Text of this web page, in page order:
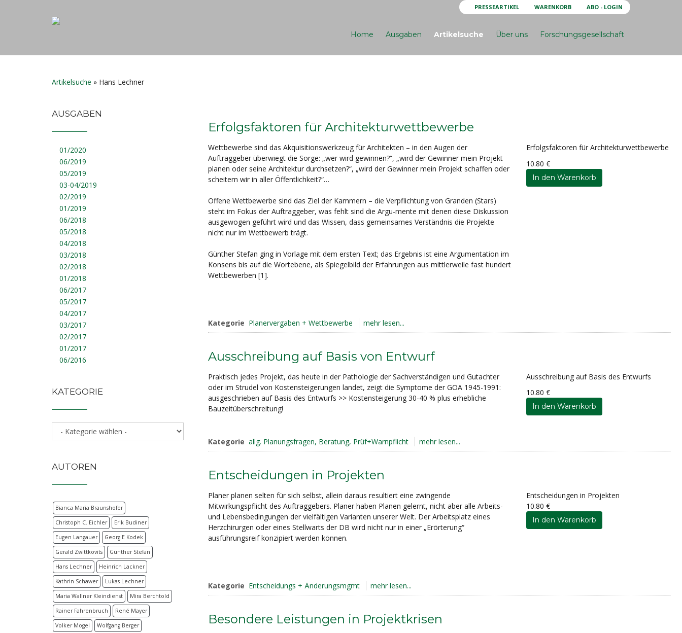
PRESSEARTIKEL WARENKORB ABO - LOGIN
Home Ausgaben Artikelsuche Über uns Forschungsgesellschaft
Erfolgsfaktoren für Architekturwettbewerbe
Wettbewerbe sind das Akquisitionswerkzeug für Architekten – in den Augen der
Auftraggeber überwiegt die Sorge: „wer wird gewinnen?“, „wird der Gewinner mein Projekt
planen oder seine Architektur durchsetzen?“, „wird der Gewinner mein Projekt schaffen oder
scheitern wir in aller Öffentlichkeit?“…
Offene Wettbewerbe sind das Ziel der Kammern – die Verpflichtung von Granden (Stars)
steht im Fokus der Auftraggeber, was fehlt sind die Argu-mente mit denen diese Diskussion
ausgewogen geführt wird und das Wissen, dass gemeinsames Verständnis die Projekte
nicht nur im Wettbewerb trägt.
Günther Stefan ging in Vorlage mit dem ersten Text; das Ergebnis ist eine Argumentation im
Konsens bis auf die Wortebene, als Spiegelbild der Erfahrungen aus mittlerweile fast hundert
Wettbewerben [1].
Erfolgsfaktoren für Architekturwettbewerbe
10.80 €
Kategorie Planervergaben + Wettbewerbe mehr lesen...
Ausschreibung auf Basis von Entwurf
Praktisch jedes Projekt, das heute in der Pathologie der Sachverständigen und Gutachter
oder im Strudel von Kostensteigerungen landet, zeigt die Symptome der GOA 1945-1991:
ausgeschrieben auf Basis des Entwurfs >> Kostensteigerung 30-40 % plus erhebliche
Bauzeitüberschreitung!
Ausschreibung auf Basis des Entwurfs
10.80 €
Kategorie allg. Planungsfragen, Beratung, Prüf+Warnpflicht mehr lesen...
Entscheidungen in Projekten
Planer planen selten für sich selbst, allein daraus resultiert eine zwingende
Mitwirkungspflicht des Auftraggebers. Planer haben Planen gelernt, nicht aber alle Arbeits-
und Lebensbedingungen der vielfältigen Varianten unserer Welt. Der Arbeitsplatz eines
Herzchirurgen oder eines Stellwarts der DB wird nicht nur in einer „Erörterung“
ausführungsreif konzipiert werden können.
Entscheidungen in Projekten
10.80 €
Kategorie Entscheidungs + Änderungsmgmt mehr lesen...
Besondere Leistungen in Projektkrisen
Artikelsuche » Hans Lechner
AUSGABEN
01/2020
06/2019
05/2019
03-04/2019
02/2019
01/2019
06/2018
05/2018
04/2018
03/2018
02/2018
01/2018
06/2017
05/2017
04/2017
03/2017
02/2017
01/2017
06/2016
KATEGORIE
AUTOREN
Bianca Maria Braunshofer
Christoph C. Eichler Erik Budiner
Eugen Langauer Georg E Kodek
Gerald Zwittkovits Günther Stefan
Hans Lechner Heinrich Lackner
Kathrin Schawer Lukas Lechner
Maria Wallner Kleindienst Mira Berchtold
Rainer Fahrenbruch René Mayer
Volker Mogel Wolfgang Berger